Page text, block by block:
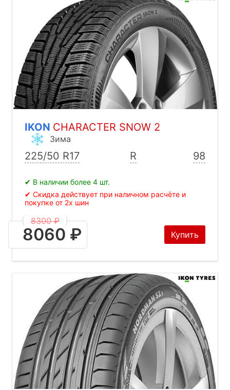
IKON CHARACTER SNOW 2
Зима
225/50 R17 R 98
✔ В наличии более 4 шт.
✔ Скидка действует при наличном расчёте и
покупке от 2х шин
8300 ₽
8060 ₽ Купить